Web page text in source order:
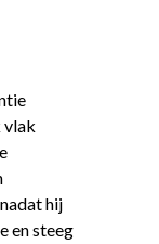
vlak
hij
en steeg